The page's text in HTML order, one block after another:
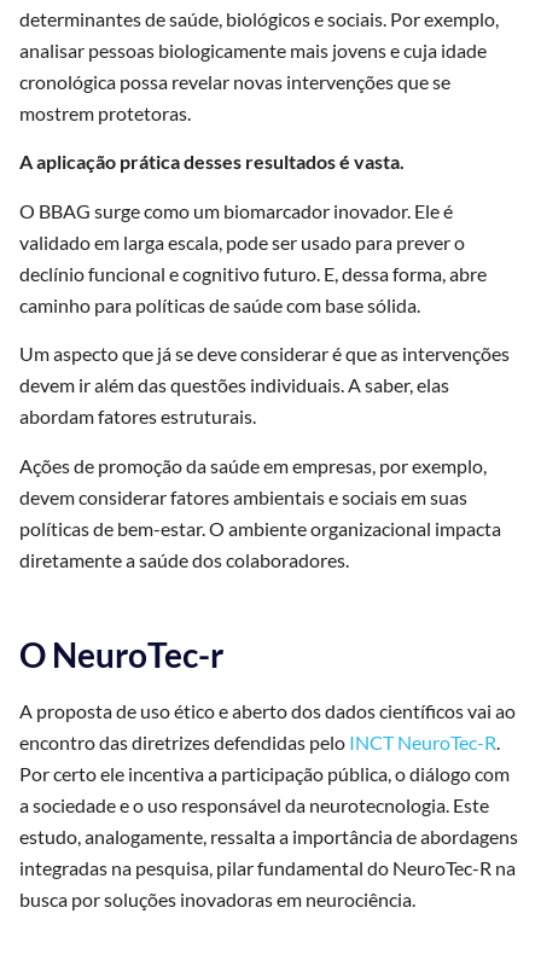
determinantes de saúde, biológicos e sociais. Por exemplo,
analisar pessoas biologicamente mais jovens e cuja idade
cronológica possa revelar novas intervenções que se
mostrem protetoras.
A aplicação prática desses resultados é vasta.
O BBAG surge como um biomarcador inovador. Ele é
validado em larga escala, pode ser usado para prever o
declínio funcional e cognitivo futuro. E, dessa forma, abre
caminho para políticas de saúde com base sólida.
Um aspecto que já se deve considerar é que as intervenções
devem ir além das questões individuais. A saber, elas
abordam fatores estruturais.
Ações de promoção da saúde em empresas, por exemplo,
devem considerar fatores ambientais e sociais em suas
políticas de bem-estar. O ambiente organizacional impacta
diretamente a saúde dos colaboradores.
O NeuroTec-r
A proposta de uso ético e aberto dos dados científicos vai ao
encontro das diretrizes defendidas pelo INCT NeuroTec-R
Por certo ele incentiva a participação pública, o diálogo com
a sociedade e o uso responsável da neurotecnologia. Este
estudo, analogamente, ressalta a importância de abordagens
integradas na pesquisa, pilar fundamental do NeuroTec-R na
busca por soluções inovadoras em neurociência.